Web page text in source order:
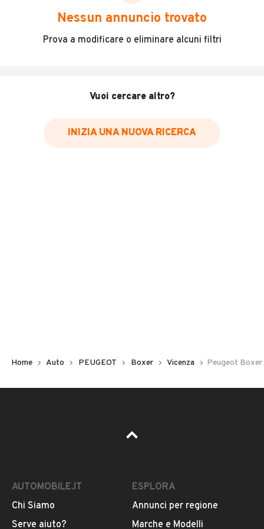
scegliere in modo trasparente e sicuro, come:
Incidenti in cui è stato coinvolto il veicolo
Data e luogo delle revisioni effettuate
Inserisci il numero di targa per verificare la disponibilità
Pubblicità
Nessun annuncio trovato
Prova a modificare o eliminare alcuni filtri
Vuoi cercare altro?
INIZIA UNA NUOVA RICERCA
Home Auto PEUGEOT Boxer Vicenza Peugeot Boxer
AUTOMOBILE.IT
Chi Siamo
Serve aiuto?
ESPLORA
Annunci per regione
Marche e Modelli